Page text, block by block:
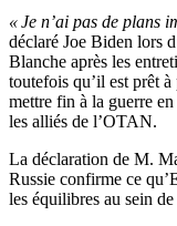
« Je n’ai pas de plans
déclaré Joe Biden lors
Blanche après les
toutefois qu’il est prêt
mettre fin à la guerre
les alliés de l’OTAN.
La déclaration de M.
Russie confirme ce
les équilibres au sein